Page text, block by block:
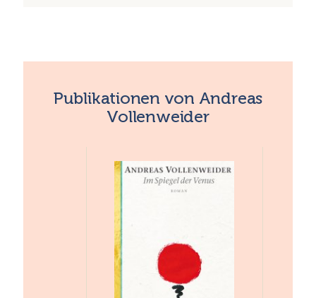
Publikationen von Andreas
Vollenweider